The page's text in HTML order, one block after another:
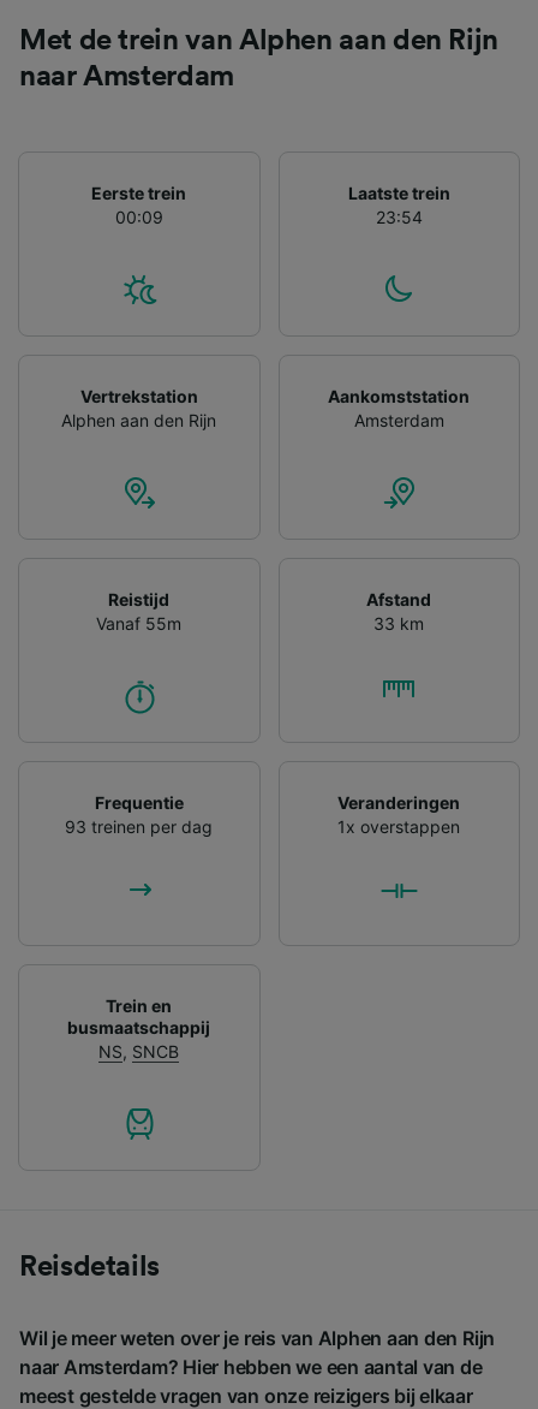
Met de trein van Alphen aan den Rijn
naar Amsterdam
Eerste trein
00:09
Laatste trein
23:54
Vertrekstation
Alphen aan den Rijn
Aankomststation
Amsterdam
Reistijd
Vanaf 55m
Afstand
33 km
Frequentie
93 treinen per dag
Veranderingen
1x overstappen
Trein en
busmaatschappij
NS, SNCB
Reisdetails
Wil je meer weten over je reis van Alphen aan den Rijn
naar Amsterdam? Hier hebben we een aantal van de
meest gestelde vragen van onze reizigers bij elkaar
Wij en onze partners verwerken gegevens
voor de volgende doeleinden:
identificatie. Informatie op een apparaat
opslaan en/of openen. Gepersonaliseerde
advertenties en content, advertentie- en
contentmetingen, doelgroepenonderzoek en
Partnerlijst (derden)